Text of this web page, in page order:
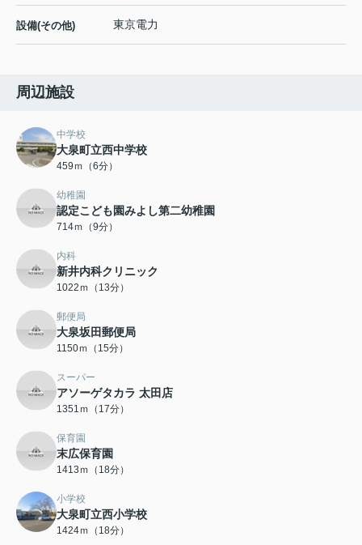
設備(その他) 東京電力
周辺施設
中学校
大泉町立西中学校
459ｍ（6分）
幼稚園
認定こども園みよし第二幼稚園
714ｍ（9分）
内科
新井内科クリニック
1022ｍ（13分）
郵便局
大泉坂田郵便局
1150ｍ（15分）
スーパー
アソーゲタカラ 太田店
1351ｍ（17分）
保育園
末広保育園
1413ｍ（18分）
小学校
大泉町立西小学校
1424ｍ（18分）